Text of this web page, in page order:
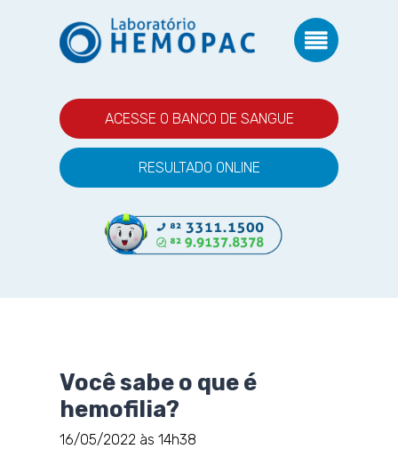
ACESSE O BANCO DE SANGUE
RESULTADO ONLINE
Você sabe o que é
hemofilia?
16/05/2022 às 14h38